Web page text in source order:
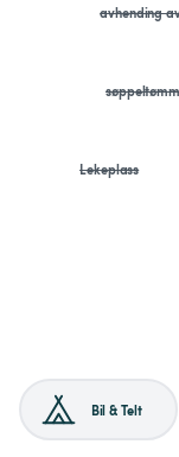
avhending
Lekeplass
Bil & Telt